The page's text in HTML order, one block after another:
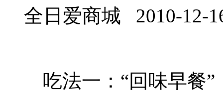
全日爱商城 2010-12-
吃法一：“回味早餐”